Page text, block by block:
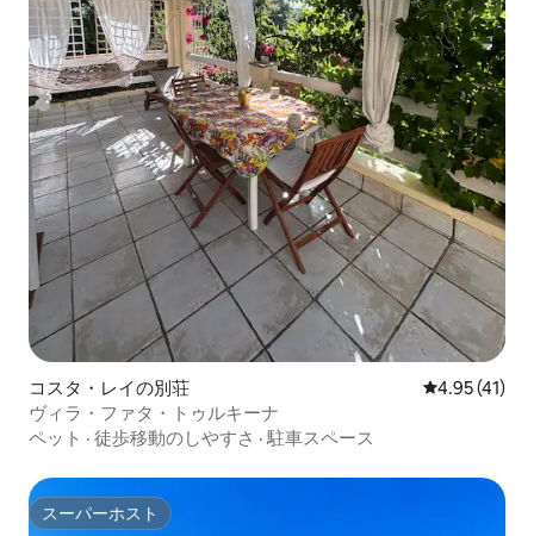
コスタ・レイの別荘 レビュー41
4.95 (41)
ヴィラ・ファタ・トゥルキーナ
ペット · 徒歩移動のしやすさ ·駐車スペース
スーパーホスト
スーパーホスト